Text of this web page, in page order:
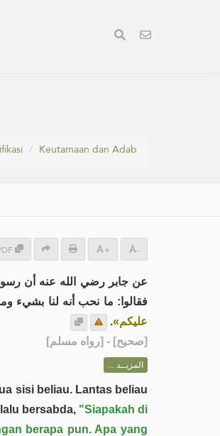
Keutamaan dan Adab
+ -
عن جابر رضي الله عنه أن
فقالوا: ما نحب أنه لنا بشيء
عليكم».
[صحيح] - [رواه مسلم]
المزيــد ...
sisi beliau. Lantas beliau
bersabda, "Siapakah di
berapa pun. Apa yang